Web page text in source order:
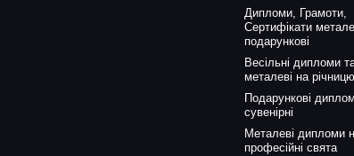
Дипломи, Грамоти,
Сертифікати
подарункові
Весільні дипломи
металеві на річницю
Подарункові
сувенірні
Металеві дипломи
професійні свята